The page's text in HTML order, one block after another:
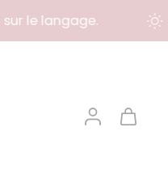
le langage.